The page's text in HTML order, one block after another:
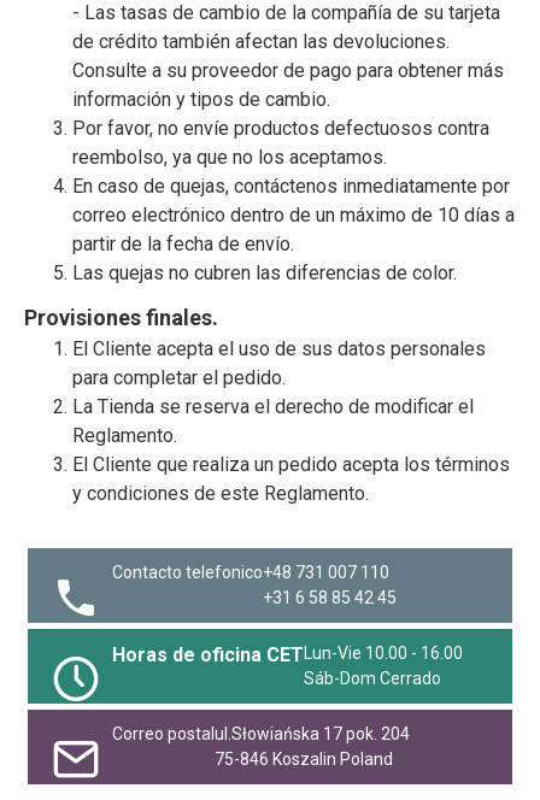
- Las tasas de cambio de la compañía de su tarjeta
de crédito también afectan las devoluciones.
Consulte a su proveedor de pago para obtener más
información y tipos de cambio.
Por favor, no envíe productos defectuosos contra
reembolso, ya que no los aceptamos.
En caso de quejas, contáctenos inmediatamente por
correo electrónico dentro de un máximo de 10 días a
partir de la fecha de envío.
Las quejas no cubren las diferencias de color.
Provisiones finales.
El Cliente acepta el uso de sus datos personales
para completar el pedido.
La Tienda se reserva el derecho de modificar el
Reglamento.
El Cliente que realiza un pedido acepta los términos
y condiciones de este Reglamento.
Contacto telefonico+48 731 007 110
+31 6 58 85 42 45
Horas de oficina CETLun-Vie 10.00 - 16.00
Sáb-Dom Cerrado
Correo postalul.Słowiańska 17 pok. 204
75-846 Koszalin Poland